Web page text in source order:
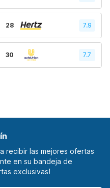
28 7.9
30 7.7
recibir las mejores ofertas
en su bandeja de
exclusivas!